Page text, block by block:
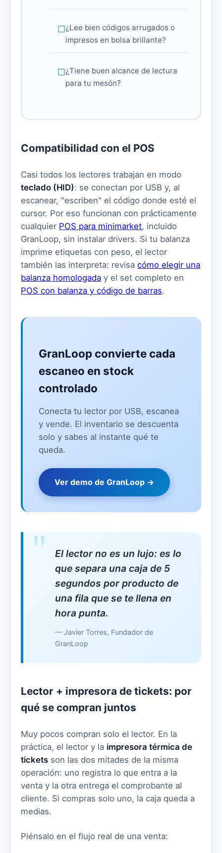
¿Lee bien códigos arrugados o
impresos en bolsa brillante?
¿Tiene buen alcance de lectura
para tu mesón?
Compatibilidad con el POS
Casi todos los lectores trabajan en modo
teclado (HID): se conectan por USB y, al
escanear, "escriben" el código donde esté el
cursor. Por eso funcionan con prácticamente
cualquier POS para minimarket, incluido
GranLoop, sin instalar drivers. Si tu balanza
imprime etiquetas con peso, el lector
también las interpreta: revisacómo elegir una
balanza homologada y el set completo en
POS con balanza y código de barras.
GranLoop convierte cada
escaneo en stock
controlado
Conecta tu lector por USB, escanea
y vende. El inventario se descuenta
solo y sabes al instante qué te
queda.
Ver demo de GranLoop →
El lector no es un lujo: es lo
que separa una caja de 5
segundos por producto de
una fila que se te llena en
hora punta.
— Javier Torres, Fundador de
GranLoop
Lector + impresora de tickets: por
qué se compran juntos
Muy pocos compran solo el lector. En la
práctica, el lector y la impresora térmica de
tickets son las dos mitades de la misma
operación: uno registra lo que entra a la
venta y la otra entrega el comprobante al
cliente. Si compras solo uno, la caja queda a
medias.
Piénsalo en el flujo real de una venta: